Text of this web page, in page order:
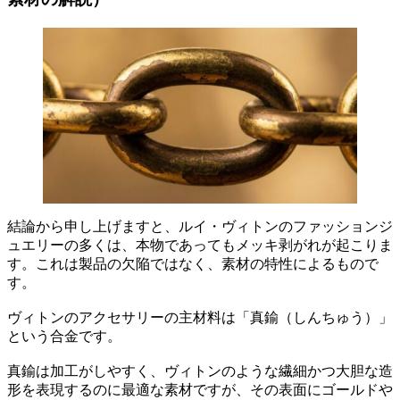
結論から申し上げますと、ルイ・ヴィトンのファッションジ
ュエリーの多くは、本物であってもメッキ剥がれが起こりま
す。これは製品の欠陥ではなく、素材の特性によるもので
す。
ヴィトンのアクセサリーの主材料は「真鍮（しんちゅう）」
という合金です。
真鍮は加工がしやすく、ヴィトンのような繊細かつ大胆な造
形を表現するのに最適な素材ですが、その表面にゴールドや